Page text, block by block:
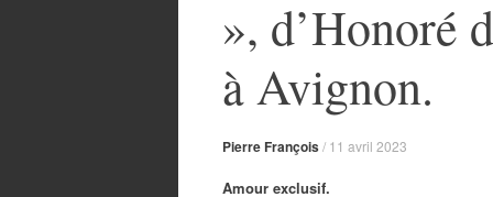
», d’Honoré
à Avignon.
Pierre François/ 11 avril 2023
Amour exclusif.